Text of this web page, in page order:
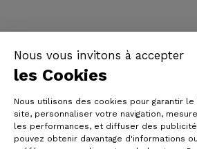
Nous vous invitons à accepter
les Cookies
Nous utilisons des cookies pour garantir
site, personnaliser votre navigation,
les performances, et diffuser des
pouvez obtenir davantage d'informations